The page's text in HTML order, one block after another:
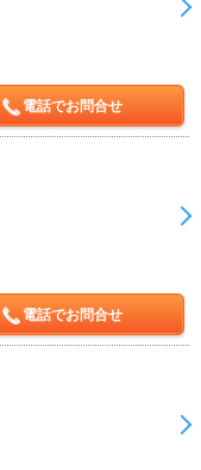
電話でお問合せ
電話でお問合せ